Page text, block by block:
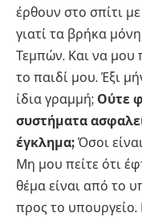
έρθουν στο σπίτι
γιατί τα βρήκα
Τεμπών. Και να μου
το παιδί μου. Έξι
ίδια γραμμή; Ούτε
συστήματα
έγκλημα; Όσοι
Μη μου πείτε ότι
θέμα είναι από το
προς το υπουργείο.